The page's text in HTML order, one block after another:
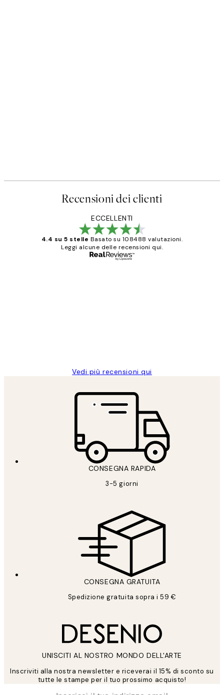
Recensioni dei clienti
ECCELLENTI
4.4 su 5 stelle Basato su 108488 valutazioni.
Leggi alcune delle recensioni qui.
Vedi più recensioni qui
CONSEGNA RAPIDA
3-5 giorni
CONSEGNA GRATUITA
Spedizione gratuita sopra i 59 €
UNISCITI AL NOSTRO MONDO DELL'ARTE
Inscriviti alla nostra newsletter e riceverai il 15% di sconto su
tutte le stampe per il tuo prossimo acquisto!